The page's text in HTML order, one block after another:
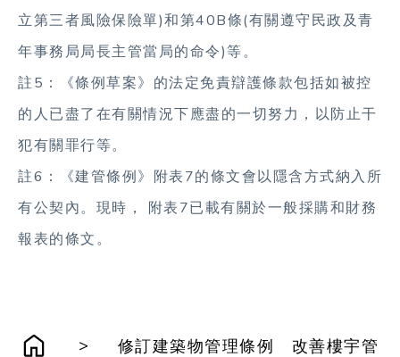
立第三者風險保險單)和第40B條(有關遵守民政及青
年事務局局長主管當局的命令)等。
註5：《條例草案》的法定免責辯護條款包括如被控
的人已盡了在有關情況下應盡的一切努力，以防止干
犯有關罪行等。
註6：《建管條例》附表7的條文會以隱含方式納入所
有公契內。現時， 附表7已載有關於一般採購和財務
報表的條文。
>
修訂建築物管理條例 改善樓宇管